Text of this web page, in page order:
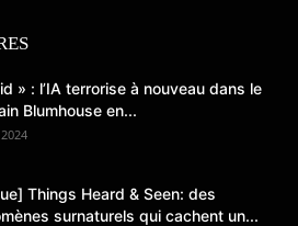
» : l’IA terrorise à nouveau dans le
Blumhouse en...
Things Heard & Seen: des
surnaturels qui cachent un...